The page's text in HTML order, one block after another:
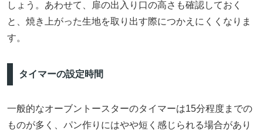
しょう。あわせて、扉の出入り口の高さも確認しておく
と、焼き上がった生地を取り出す際につかえにくくなりま
す。
タイマーの設定時間
一般的なオーブントースターのタイマーは15分程度までの
ものが多く、パン作りにはやや短く感じられる場合があり